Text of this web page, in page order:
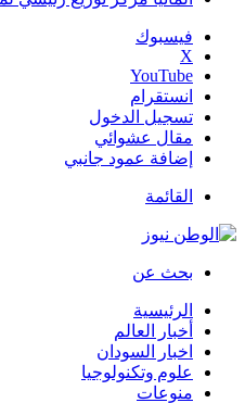
فيسبوك
‫X
‫YouTube
انستقرام
تسجيل الدخول
مقال عشوائي
إضافة عمود جانبي
القائمة
بحث عن
الرئيسية
أخبار العالم
اخبار السودان
علوم وتكنولوجيا
منوعات